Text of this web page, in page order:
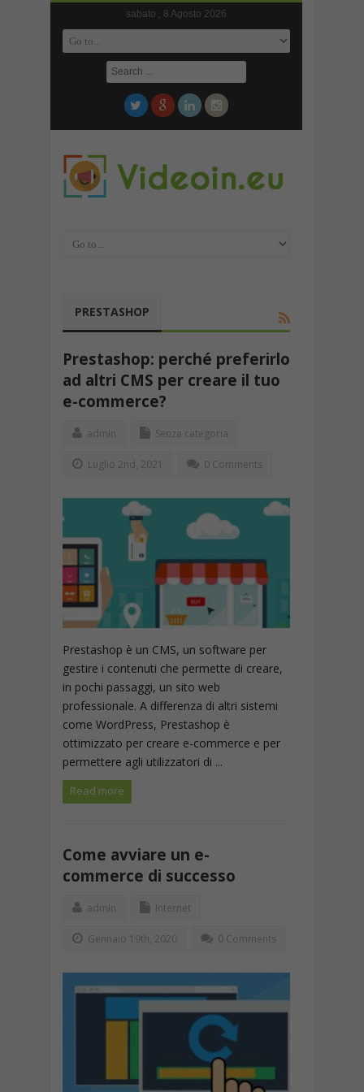
sabato , 8 Agosto 2026
PRESTASHOP
Prestashop: perché preferirlo
ad altri CMS per creare il tuo
e-commerce?
admin Senza categoria
Luglio 2nd, 2021 0 Comments
Prestashop è un CMS, un software per
gestire i contenuti che permette di creare,
in pochi passaggi, un sito web
professionale. A differenza di altri sistemi
come WordPress, Prestashop è
ottimizzato per creare e-commerce e per
permettere agli utilizzatori di ...
Read more
Come avviare un e-
commerce di successo
admin Internet
Gennaio 19th, 2020 0 Comments